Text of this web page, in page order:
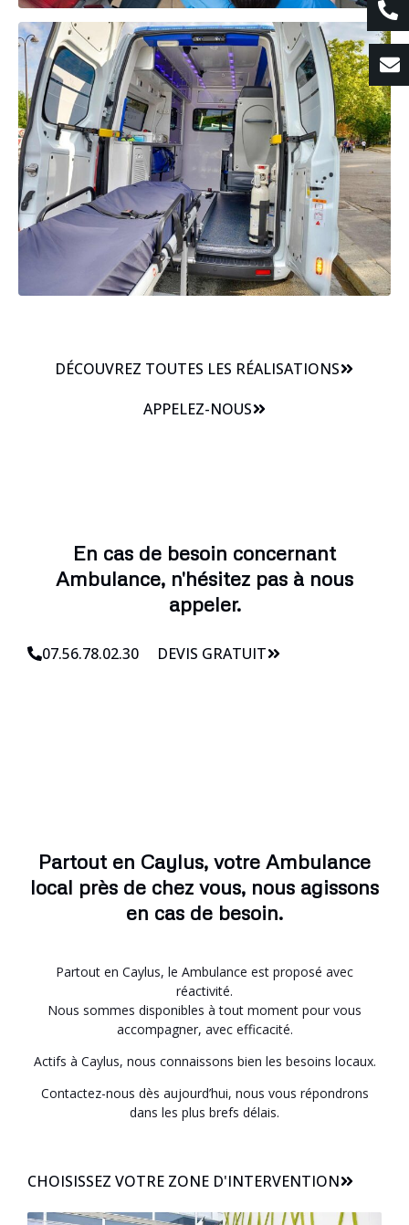
DÉCOUVREZ TOUTES LES RÉALISATIONS
APPELEZ-NOUS
En cas de besoin concernant
Ambulance, n'hésitez pas à nous
appeler.
07.56.78.02.30 DEVIS GRATUIT
Partout en Caylus, votre Ambulance
local près de chez vous, nous agissons
en cas de besoin.
Partout en Caylus, le Ambulance est proposé avec
réactivité.
Nous sommes disponibles à tout moment pour vous
accompagner, avec efficacité.
Actifs à Caylus, nous connaissons bien les besoins locaux.
Contactez-nous dès aujourd’hui, nous vous répondrons
dans les plus brefs délais.
CHOISISSEZ VOTRE ZONE D'INTERVENTION